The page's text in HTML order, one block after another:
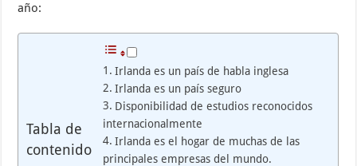
año:
Tabla de
contenido
Irlanda es un país de habla inglesa
Irlanda es un país seguro
Disponibilidad de estudios reconocidos
internacionalmente
Irlanda es el hogar de muchas de las
principales empresas del mundo.